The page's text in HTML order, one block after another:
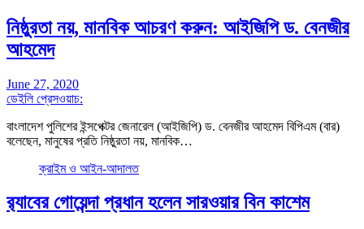
নিষ্ঠুরতা নয়, মানবিক আচরণ করুন: আইজিপি ড. বেনজীর
আহমেদ
June 27, 2020
ডেইলি প্রেসওয়াচ:
বাংলাদেশ পুলিশের ইন্সপেক্টর জেনারেল (আইজিপি) ড. বেনজীর আহমেদ বিপিএম (বার)
বলেছেন, মানুষের প্রতি নিষ্ঠুরতা নয়, মানবিক…
ক্রাইম ও আইন-আদালত
র‍্যাবের গোয়েন্দা প্রধান হলেন সারওয়ার বিন কাশেম